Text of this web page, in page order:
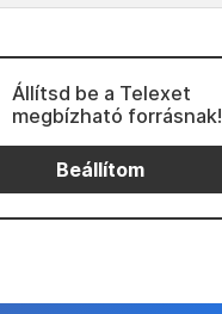
Állítsd be a Telexet
megbízható forrásnak!
Beállítom